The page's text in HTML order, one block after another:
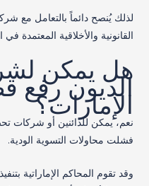
لذلك يُنصح دائماً بالتعامل مع
القانونية والأخلاقية المعتمدة في
هل يمكن
الديون رفع
الإمارات؟
نعم، يمكن للدائنين أو شركات
فشلت محاولات التسوية الودية.
وقد تقوم المحاكم الإماراتية